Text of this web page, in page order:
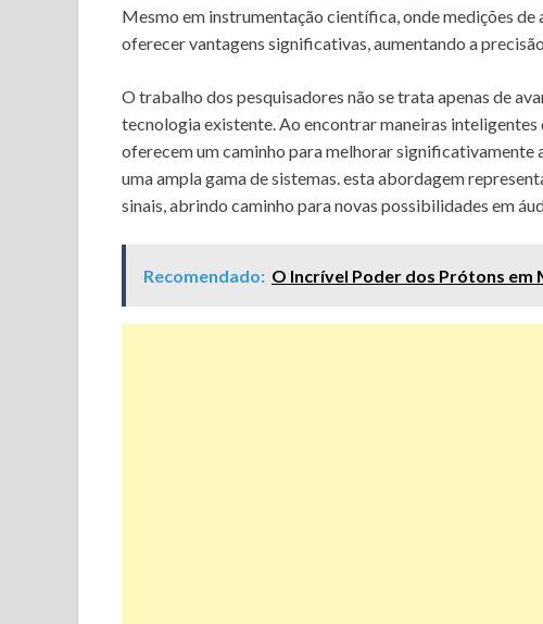
Mesmo em instrumentação científica, onde medições
oferecer vantagens significativas, aumentando a
O trabalho dos pesquisadores não se trata apenas de
tecnologia existente. Ao encontrar maneiras inteligentes
oferecem um caminho para melhorar significativamente
uma ampla gama de sistemas. esta abordagem
sinais, abrindo caminho para novas possibilidades em
Recomendado: O Incrível Poder dos Prótons em